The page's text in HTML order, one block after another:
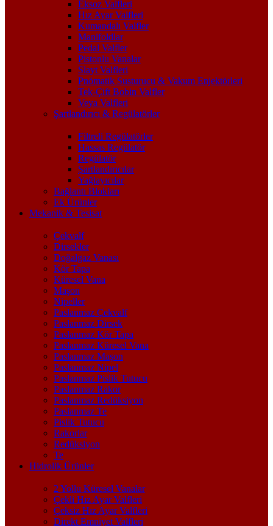
Eksoz Valfleri
Hız Ayar Valfleri
Kumandalı Valfler
Manifoldlar
Pedal Valfler
Pistonlu Vanalar
Slayt Valfleri
Pnömatik Susturucu & Vakum Enjektörleri
Tek-Çift Bobin Valfler
Veya Valfleri
Şartlandırıcı & Regülatörler
Filtreli Regülatörler
Hassas Regülatör
Regülatör
Şartlandırıcılar
Yağlayıcılar
Bağlantı Blokları
Ek Ürünler
Mekanik & Tesisat
Çekvalf
Dirsekler
Doğalgaz Vanası
Kör Tapa
Küresel Vana
Maşon
Nipeller
Paslanmaz Çekvalf
Paslanmaz Dirsek
Paslanmaz Kör Tapa
Paslanmaz Küresel Vana
Paslanmaz Maşon
Paslanmaz Nipel
Paslanmaz Pislik Tutucu
Paslanmaz Rakor
Paslanmaz Redüksiyon
Paslanmaz Te
Pislik Tutucu
Rakorlar
Redüksiyon
Te
Hidrolik Ürünler
2 Yollu Küresel Vanalar
Çekli Hız Ayar Valfleri
Çeksiz Hız Ayar Valfleri
Direkt Emniyet Valfleri